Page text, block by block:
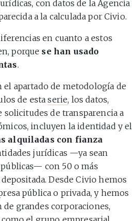
con datos de la Agencia
a la calculada por Civio.
en cuanto a estos
porque se han usado
.
el apartado de metodología de
de estaserie, los datos,
solicitudes de transparencia a
incluyen la identidad y el
alquiladas con fianza
jurídicas —ya sean
con 50 o más
Desde Civio hemos
pública o privada, y hemos
de grandes corporaciones,